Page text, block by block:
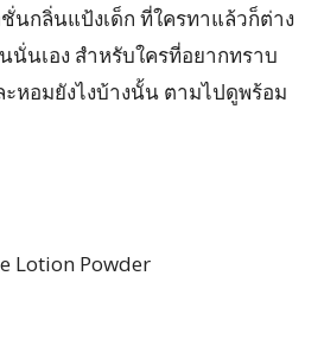
นกลิ่นแป้งเด็ก ที่ใครทาแล้วก็ต่าง
นเอง สำหรับใครที่อยากทราบ
หอมยังไงบ้างนั้น ตามไปดูพร้อม
Lotion Powder